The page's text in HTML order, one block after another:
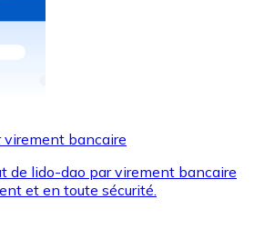
Visa et Mastercard pour acheter
bancaire
de lido-dao par virement bancaire
et en toute sécurité.